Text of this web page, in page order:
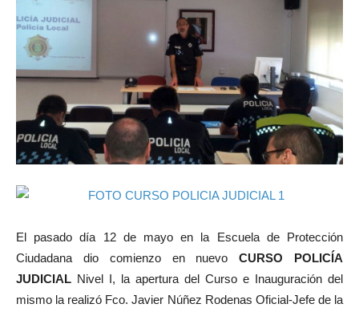
El pasado día 12 de mayo en la Escuela de Protección
Ciudadana dio comienzo en nuevo CURSO POLICÍA
JUDICIAL Nivel I, la apertura del Curso e Inauguración del
mismo la realizó Fco. Javier Núñez Rodenas Oficial-Jefe de la